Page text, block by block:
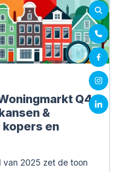
Q4
&
en
2025 zet de toon